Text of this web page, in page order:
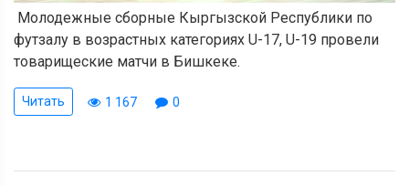
Молодежные сборные Кыргызской Республики по
футзалу в возрастных категориях U-17, U-19 провели
товарищеские матчи в Бишкеке.
Читать 1 167 0